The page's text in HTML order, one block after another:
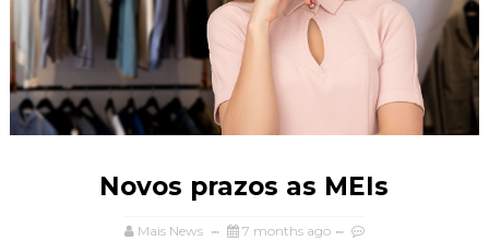
Novos prazos as MEIs
Mais News 7 months ago